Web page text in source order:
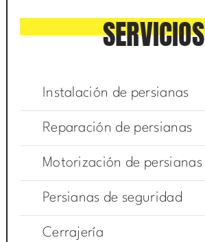
SERVICIOS
Instalación de persianas
Reparación de persianas
Motorización de persianas
Persianas de seguridad
Cerrajería